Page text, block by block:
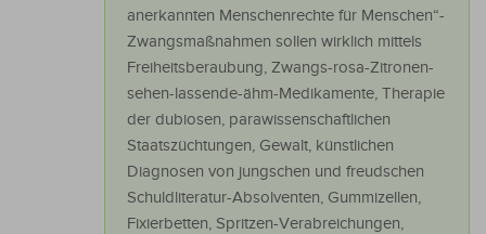
anerkannten Menschenrechte für Menschen“-
Zwangsmaßnahmen sollen wirklich mittels
Freiheitsberaubung, Zwangs-rosa-Zitronen-
sehen-lassende-ähm-Medikamente, Therapie
der dubiosen, parawissenschaftlichen
Staatszüchtungen, Gewalt, künstlichen
Diagnosen von jungschen und freudschen
Schuldliteratur-Absolventen, Gummizellen,
Fixierbetten, Spritzen-Verabreichungen,